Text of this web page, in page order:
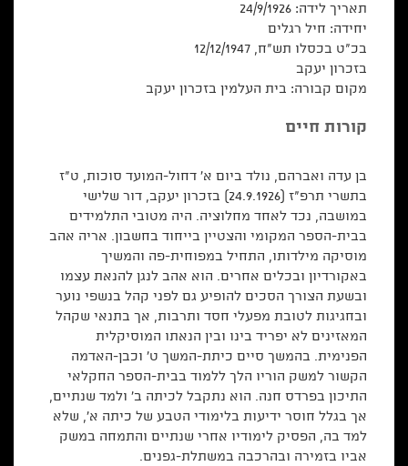
תאריך לידה: 24/9/1926
יחידה: חיל רגלים
בכ"ט בכסלו תש"ח, 12/12/1947
בזכרון יעקב
מקום קבורה: בית העלמין בזכרון יעקב
קורות חיים
בן עדה ואברהם, נולד ביום א' דחול-המועד סוכות, ט"ז
בתשרי תרפ"ז (24.9.1926) בזכרון יעקב, דור שלישי
במושבה, נכד לאחד מחלוציה. היה מטובי התלמידים
בבית-הספר המקומי והצטיין בייחוד בחשבון. אריה אהב
מוסיקה מילדותו, התחיל במפוחית-פה והמשיך
באקורדיון ובכלים אחרים. הוא אהב לנגן להנאת עצמו
ובשעת הצורך הסכים להופיע גם לפני קהל בנשפי נוער
ובחגיגות לטובת מפעלי חסד ותרבות, אך בתנאי שקהל
המאזינים לא יפריד בינו ובין הנאתו המוסיקלית
הפנימית. בהמשך סיים כיתת-המשך ט' וכבן-האדמה
הקשור למשק הוריו הלך ללמוד בבית-הספר החקלאי
התיכון בפרדס חנה. הוא נתקבל לכיתה ב' ולמד שנתיים,
אך בגלל חוסר ידיעות בלימודי הטבע של כיתה א', שלא
למד בה, הפסיק לימודיו אחרי שנתיים והתמחה במשק
אביו בזמירה ובהרכבה במשתלת-גפנים.